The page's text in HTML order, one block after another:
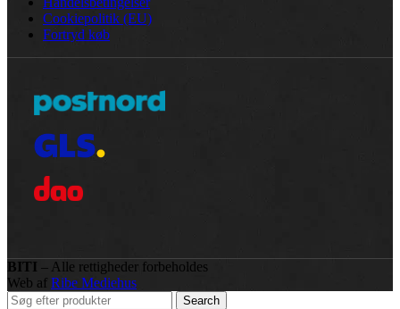
Cookiepolitik (EU)
Fortryd køb
BITI
– Alle rettigheder forbeholdes
Web af Ribe Mediehus
Search